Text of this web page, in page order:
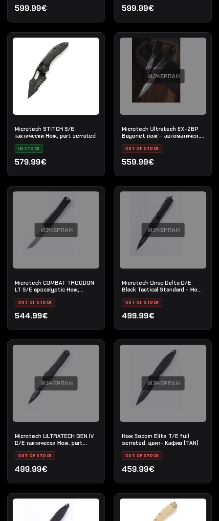
599.99€ 599.99€
Microtech STITCH S/E
тактически Нож, part serrated
IN STOCK
579.99€
ИЗЧЕРПАН
Microtech Ultratech EX-ZBP
Bayonet нож – автоматичен,
сигнатурна серия, stonewash,
напълно назъбено острие
OUT OF STOCK
559.99€
ИЗЧЕРПАН
Microtech COMBAT TROODON
LT S/E apocalyptic Нож,
OUT OF STOCK
544.99€
ИЗЧЕРПАН
Microtech Dirac Delta D/E
Black Tactical Standard - Нож
OUT OF STOCK
499.99€
ИЗЧЕРПАН
Microtech ULTRATECH GEN IV
D/E тактически Нож, part
serrated, цвят- Черен
OUT OF STOCK
499.99€
ИЗЧЕРПАН
Нож Socom Elite T/E full
serrated, цвят- Кафяв (TAN)
OUT OF STOCK
459.99€